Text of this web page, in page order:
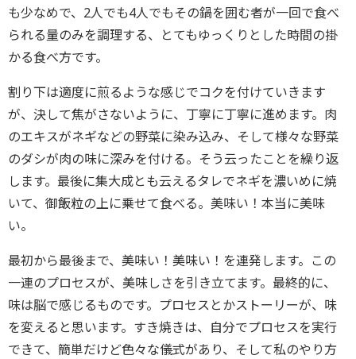
も少なめで、2人でも4人でもその鍋を囲む者が一回で食べ
られる量のみを調理する、とてもゆっくりとした時間の掛
かる食べ方です。
割り下は適度に煎るような感じでコクを付けていきます
が、決して焦がさないように、丁寧に丁寧に進めます。肉
のエキスがネギなどの野菜に染み込み、そして様々な野菜
のダシが肉の味に深みを付ける。そう云ったことを繰り返
します。最後に集大成とも云えるタレでネギを濃いめに焼
いて、御飯粒の上に乗せて食べる。美味い！本当に美味
い。
最初から最後まで、美味い！美味い！を連発します。この
一連のプロセスが、美味しさを引き立てます。最終的に、
味は脳で感じるものです。プロセスとかストーリーが、味
を変えると思います。すき焼きは、自分でプロセスを実行
できて、簡単だけど色々な儀式があり、そして私のやり方